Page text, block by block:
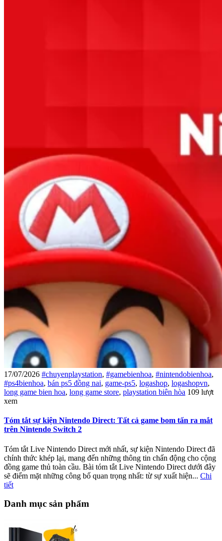
17/07/2026 #chuyenplaystation, #gamebienhoa, #nintendobienhoa,
#ps4bienhoa, bán ps5 đồng nai, game-ps5, logashop, logashopvn,
long game bien hoa, long game store, playstation biên hòa 109 lượt
xem
Tóm tắt sự kiện Nintendo Direct: Tất cả game bom tấn ra mắt
trên Nintendo Switch 2
Tóm tắt Live Nintendo Direct mới nhất, sự kiện Nintendo Direct đã
chính thức khép lại, mang đến những thông tin chấn động cho cộng
đồng game thủ toàn cầu. Bài tóm tắt Live Nintendo Direct dưới đây
sẽ điểm mặt những công bố quan trọng nhất: từ sự xuất hiện... Chi
tiết
Danh mục sản phẩm